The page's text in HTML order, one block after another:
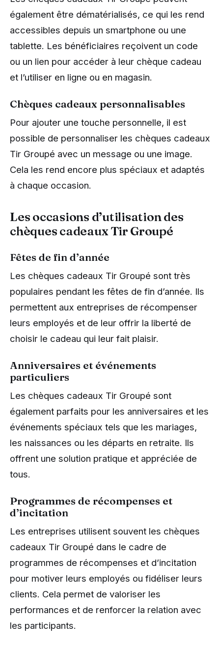
également être dématérialisés, ce qui les rend
accessibles depuis un smartphone ou une
tablette. Les bénéficiaires reçoivent un code
ou un lien pour accéder à leur chèque cadeau
et l’utiliser en ligne ou en magasin.
Chèques cadeaux personnalisables
Pour ajouter une touche personnelle, il est
possible de personnaliser les chèques cadeaux
Tir Groupé avec un message ou une image.
Cela les rend encore plus spéciaux et adaptés
à chaque occasion.
Les occasions d’utilisation des
chèques cadeaux Tir Groupé
Fêtes de fin d’année
Les chèques cadeaux Tir Groupé sont très
populaires pendant les fêtes de fin d’année. Ils
permettent aux entreprises de récompenser
leurs employés et de leur offrir la liberté de
choisir le cadeau qui leur fait plaisir.
Anniversaires et événements
particuliers
Les chèques cadeaux Tir Groupé sont
également parfaits pour les anniversaires et les
événements spéciaux tels que les mariages,
les naissances ou les départs en retraite. Ils
offrent une solution pratique et appréciée de
tous.
Programmes de récompenses et
d’incitation
Les entreprises utilisent souvent les chèques
cadeaux Tir Groupé dans le cadre de
programmes de récompenses et d’incitation
pour motiver leurs employés ou fidéliser leurs
clients. Cela permet de valoriser les
performances et de renforcer la relation avec
les participants.